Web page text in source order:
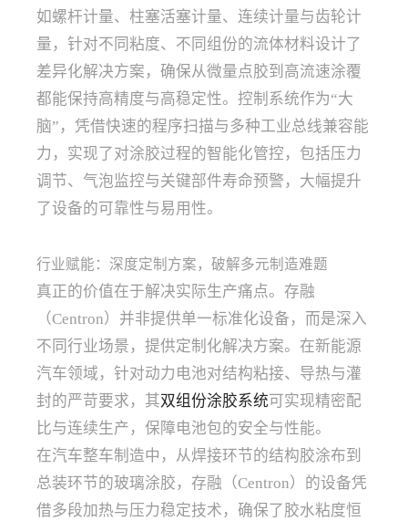
如螺杆计量、柱塞活塞计量、连续计量与齿轮计
量，针对不同粘度、不同组份的流体材料设计了
差异化解决方案，确保从微量点胶到高流速涂覆
都能保持高精度与高稳定性。控制系统作为“大
脑”，凭借快速的程序扫描与多种工业总线兼容能
力，实现了对涂胶过程的智能化管控，包括压力
调节、气泡监控与关键部件寿命预警，大幅提升
了设备的可靠性与易用性。
行业赋能：深度定制方案，破解多元制造难题
真正的价值在于解决实际生产痛点。存融
（Centron）并非提供单一标准化设备，而是深入
不同行业场景，提供定制化解决方案。在新能源
汽车领域，针对动力电池对结构粘接、导热与灌
封的严苛要求，其双组份涂胶系统可实现精密配
比与连续生产，保障电池包的安全与性能。
在汽车整车制造中，从焊接环节的结构胶涂布到
总装环节的玻璃涂胶，存融（Centron）的设备凭
借多段加热与压力稳定技术，确保了胶水粘度恒